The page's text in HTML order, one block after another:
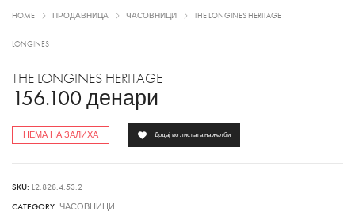
HOME ПРОДАВНИЦА ЧАСОВНИЦИ THE LONGINES HERITAGE
LONGINES
THE LONGINES HERITAGE
156.100 денари
НЕМА НА ЗАЛИХА Додај во листата на желби
SKU: L2.828.4.53.2
CATEGORY: ЧАСОВНИЦИ